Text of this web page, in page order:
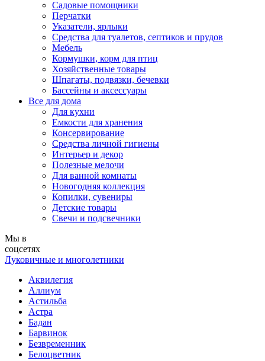
Садовые помощники
Перчатки
Указатели, ярлыки
Средства для туалетов, септиков и прудов
Мебель
Кормушки, корм для птиц
Хозяйственные товары
Шпагаты, подвязки, бечевки
Бассейны и аксессуары
Все для дома
Для кухни
Емкости для хранения
Консервирование
Средства личной гигиены
Интерьер и декор
Полезные мелочи
Для ванной комнаты
Новогодняя коллекция
Копилки, сувениры
Детские товары
Свечи и подсвечники
Мы в
соцсетях
Луковичные и многолетники
Аквилегия
Аллиум
Астильба
Астра
Бадан
Барвинок
Безвременник
Белоцветник